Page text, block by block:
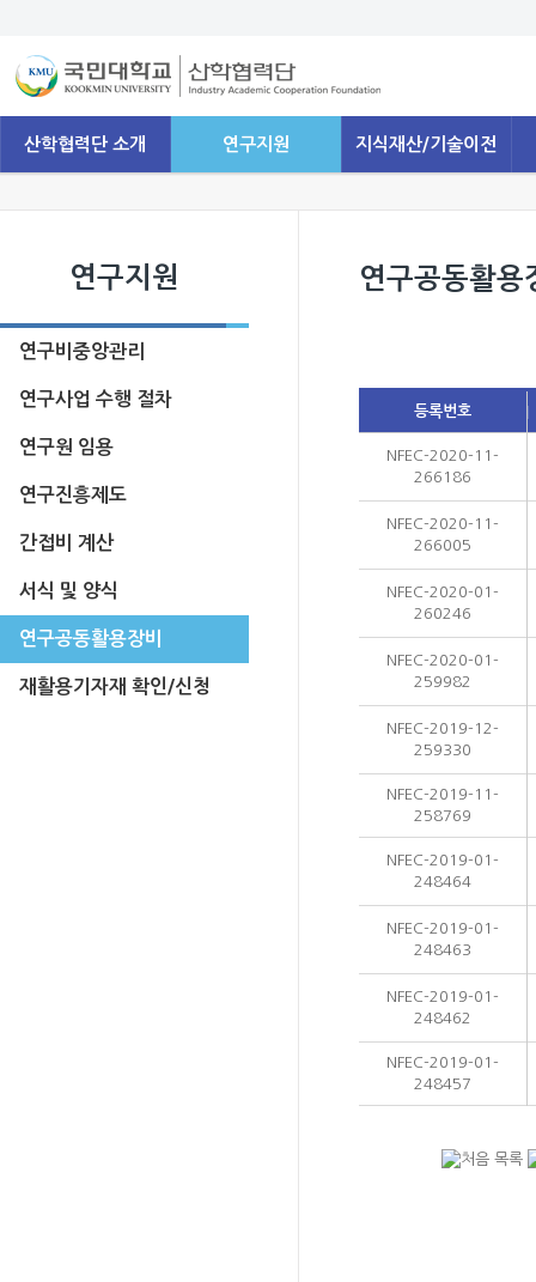
산학협력단 소개 연구지원 지식재산/기술이전
연구지원
연구비중앙관리
연구사업 수행 절차
연구원 임용
연구진흥제도
간접비 계산
서식 및 양식
연구공동활용장비
재활용기자재 확인/신청
연구공동활용
등록번호
NFEC-2020-11-
266186
NFEC-2020-11-
266005
NFEC-2020-01-
260246
NFEC-2020-01-
259982
NFEC-2019-12-
259330
NFEC-2019-11-
258769
NFEC-2019-01-
248464
NFEC-2019-01-
248463
NFEC-2019-01-
248462
NFEC-2019-01-
248457